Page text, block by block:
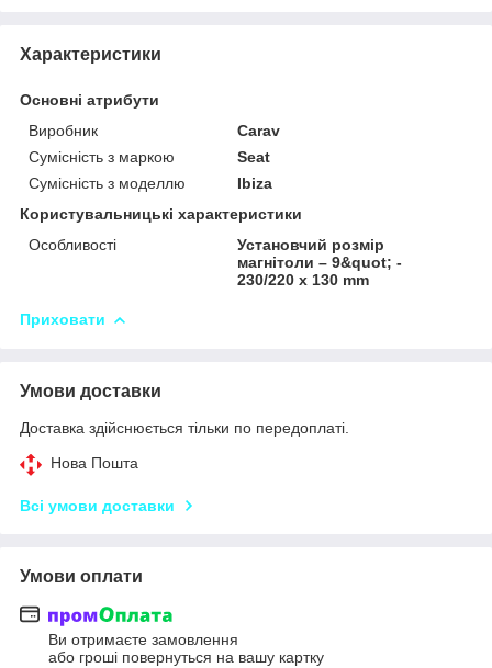
Характеристики
Основні атрибути
Виробник
Carav
Сумісність з маркою
Seat
Сумісність з моделлю
Ibiza
Користувальницькі характеристики
Особливості
Установчий розмір
магнітоли – 9&quot; -
230/220 x 130 mm
Приховати
Умови доставки
Доставка здійснюється тільки по передоплаті.
Нова Пошта
Всі умови доставки
Умови оплати
Ви отримаєте замовлення
або гроші повернуться на вашу картку